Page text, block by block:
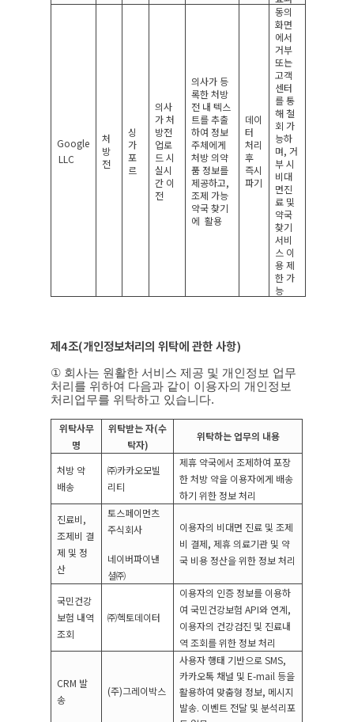
Google
LLC
처
방
전
싱
가
포
르
의사
가 처
방전
업로
드 시
실시
간 이
전
의사가 등
록한 처방
전 내 텍스
트를 추출
하여 정보
주체에게
처방 의약
품 정보를
제공하고,
조제 가능
약국 찾기
에 활용
데이
터
처리
후
즉시
파기
동의
화면
에서
거부
또는
고객
센터
를 통
해 철
회 가
능하
며, 거
부 시
비대
면진
료 및
약국
찾기
서비
스 이
용 제
한 가
능
제4조(개인정보처리의 위탁에 관한 사항)
① 회사는 원활한 서비스 제공 및 개인정보 업무
처리를 위하여 다음과 같이 이용자의 개인정보
처리업무를 위탁하고 있습니다.
위탁사무
명
위탁받는 자(수
탁자)
위탁하는 업무의 내용
처방 약
배송
㈜카카오모빌
리티
제휴 약국에서 조제하여 포장
한 처방 약을 이용자에게 배송
하기 위한 정보 처리
진료비,
조제비 결
제 및 정
산
토스페이먼츠
주식회사
네이버파이낸
셜㈜
이용자의 비대면 진료 및 조제
비 결제,제휴 의료기관 및 약
국 비용 정산을 위한 정보 처리
국민건강
보험 내역
조회
㈜헥토데이터
이용자의 인증 정보를 이용하
여 국민건강보험 API와 연계,
이용자의 건강검진 및 진료내
역 조회를 위한 정보 처리
CRM 발
송
(주)그레이박스
사용자 행태 기반으로SMS,
카카오톡 채널 및 E-mail 등을
활용하여 맞춤형 정보, 메시지
발송. 이벤트 전달 및 분석리포